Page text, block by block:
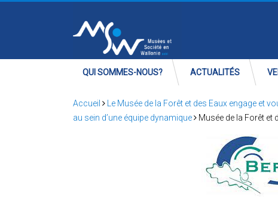
QUI SOMMES-NOUS? ACTUALITÉS
Accueil
Le Musée de la Forêt et des Eaux engage et
au sein d’une équipe dynamique
Musée de la Forêt et